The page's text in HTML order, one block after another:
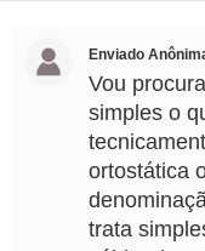
Enviado
Vou
simples o
ortostática
trata